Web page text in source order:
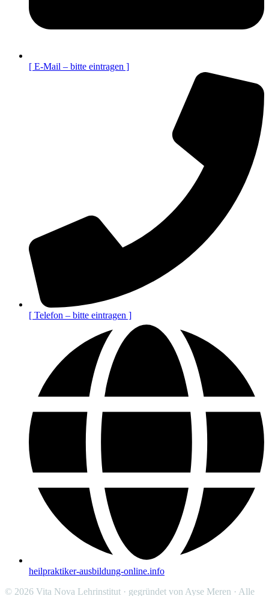
[ E-Mail – bitte eintragen ]
[ Telefon – bitte eintragen ]
heilpraktiker-ausbildung-online.info
© 2026 Vita Nova Lehrinstitut · gegründet von Ayse Meren · Alle